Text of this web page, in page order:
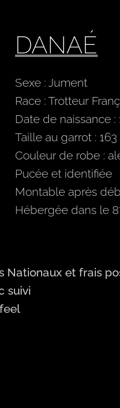
DANAÉ
Sexe : Jument
Race : Trotteur
Date de naissance
Taille au garrot :
Couleur de robe :
Pucée et identifiée
Montable après
Hébergée dans le
Nationaux et frais
suivi